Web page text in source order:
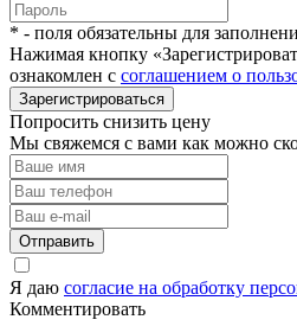
* - поля обязательны для
Нажимая кнопку
ознакомлен с соглашением о
Зарегистрироваться
Попросить снизить цену
Мы свяжемся с вами как можно
Отправить
Я даю согласие на обработку
Комментировать